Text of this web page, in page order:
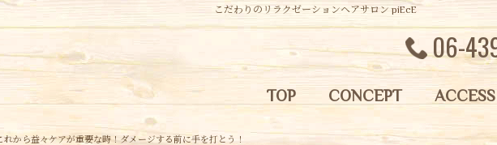
こだわりのリラクゼーションヘアサロン piEcE
06-
TOP CONCEPT ACCESS
れから益々ケアが重要な時！ダメージする前に手を打とう！